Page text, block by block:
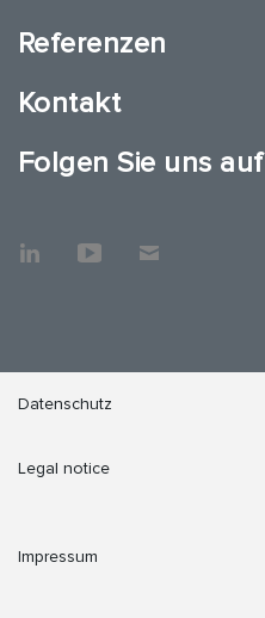
Referenzen
Kontakt
Folgen Sie uns auf
Datenschutz
Legal notice
Impressum